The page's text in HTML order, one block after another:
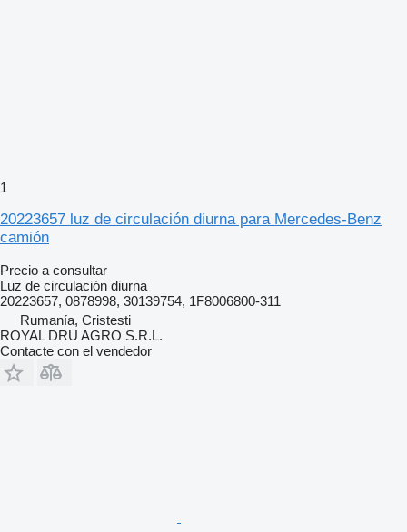
1
20223657 luz de circulación diurna para Mercedes-Benz
camión
Precio a consultar
Luz de circulación diurna
20223657, 0878998, 30139754, 1F8006800-311
Rumanía, Cristesti
ROYAL DRU AGRO S.R.L.
Contacte con el vendedor